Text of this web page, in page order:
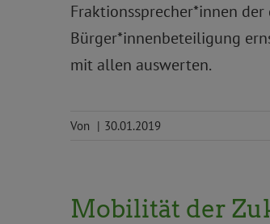
Fraktionssprecher*innen
Bürger*innenbeteiligung
mit allen auswerten.
Von | 30.01.2019
Mobilität der